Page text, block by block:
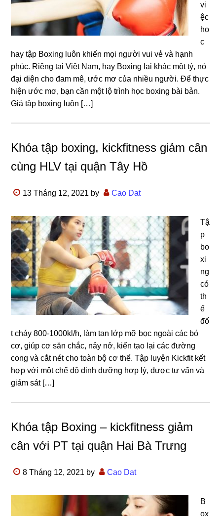
vi
ệc
họ
c
hay tập Boxing luôn khiến mọi người vui vẻ và hạnh
phúc. Riêng tại Việt Nam, hay Boxing lại khác một tý, nó
đại diện cho đam mê, ước mơ của nhiều người. Để thực
hiện ước mơ, bạn cần một lộ trình học boxing bài bản.
Giá tập boxing luôn […]
Khóa tập boxing, kickfitness giảm cân
cùng HLV tại quận Tây Hồ
13 Tháng 12, 2021 by Cao Dat
Tậ
p
bo
xi
ng
có
th
ể
đố
t cháy 800-1000kl/h, làm tan lớp mỡ bọc ngoài các bó
cơ, giúp cơ săn chắc, nảy nở, kiến tạo lại các đường
cong và cắt nét cho toàn bộ cơ thể. Tập luyện Kickfit kết
hợp với một chế độ dinh dưỡng hợp lý, được tư vấn và
giám sát […]
Khóa tập Boxing – kickfitness giảm
cân với PT tại quận Hai Bà Trưng
8 Tháng 12, 2021 by Cao Dat
B
ox